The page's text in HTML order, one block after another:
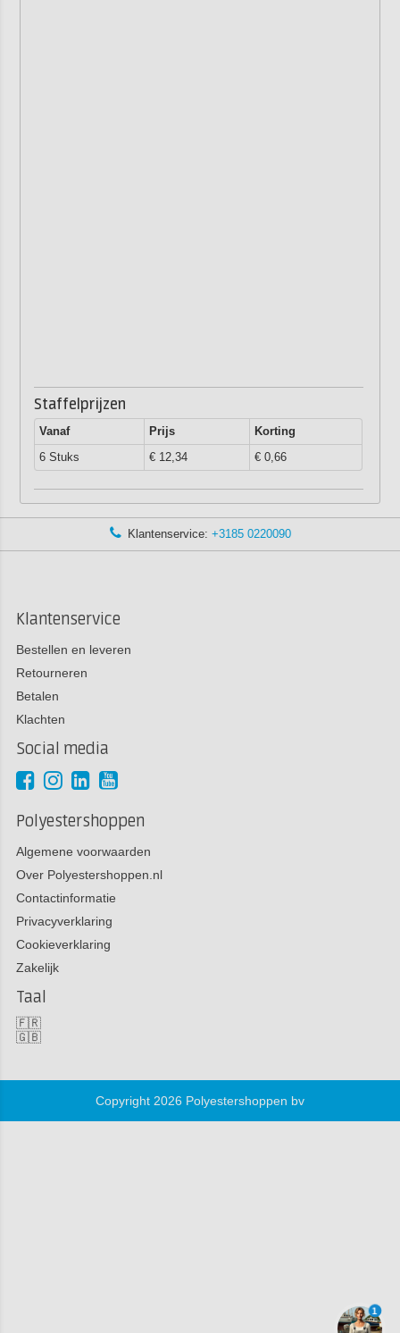
Staffelprijzen
Vanaf Prijs
Korting
6 Stuks
€ 12,34 € 0,66
Klantenservice: +3185 0220090
Klantenservice
Bestellen en leveren
Retourneren
Betalen
Klachten
Social media
Polyestershoppen
Algemene voorwaarden
Over Polyestershoppen.nl
Contactinformatie
Privacyverklaring
Cookieverklaring
Zakelijk
Taal
🇫🇷
🇬🇧
Copyright 2026 Polyestershoppen bv
1